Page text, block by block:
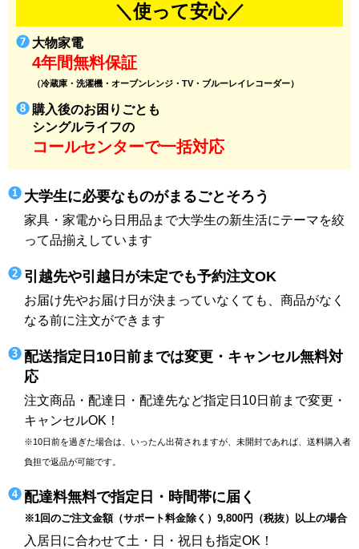
＼使って安心／
大物家電
4年間無料保証
（冷蔵庫・洗濯機・オーブンレンジ・TV・ブルーレイレコーダー）
購入後のお困りごとも
シングルライフの
コールセンターで一括対応
大学生に必要なものがまるごとそろう
家具・家電から日用品まで大学生の新生活にテーマを絞
って品揃えしています
引越先や引越日が未定でも予約注文OK
お届け先やお届け日が決まっていなくても、商品がなく
なる前に注文ができます
配送指定日10日前までは変更・キャンセル無料対
応
注文商品・配達日・配達先など指定日10日前まで変更・
キャンセルOK！
※10日前を過ぎた場合は、いったん出荷されますが、未開封であれば、送料購入者
負担で返品が可能です。
配達料無料で指定日・時間帯に届く
※1回のご注文金額（サポート料金除く）9,800円（税抜）以上の場合
入居日に合わせて土・日・祝日も指定OK！